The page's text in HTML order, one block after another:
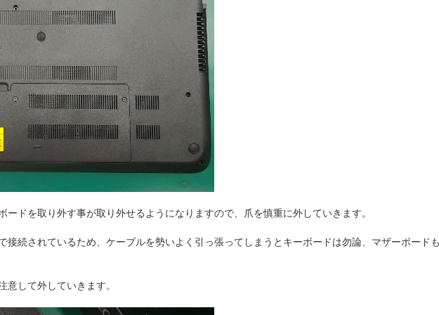
ードを取り外す事が取り外せるようになりますので、爪を慎重に外していきます。
接続されているため、ケーブルを勢いよく引っ張ってしまうとキーボードは勿論、マザーボード
意して外していきます。